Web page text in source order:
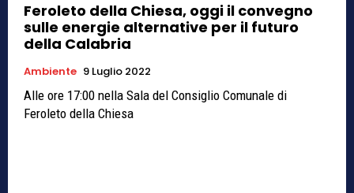
Feroleto della Chiesa, oggi il convegno
sulle energie alternative per il futuro
della Calabria
Ambiente 9 Luglio 2022
Alle ore 17:00 nella Sala del Consiglio Comunale di
Feroleto della Chiesa